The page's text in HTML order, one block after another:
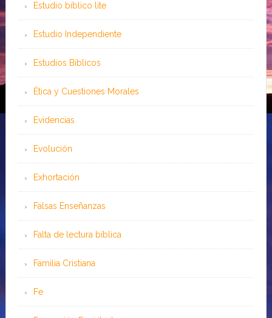
Estudio bíblico lite
Estudio Independiente
Estudios Bíblicos
Ética y Cuestiones Morales
Evidencias
Evolución
Exhortación
Falsas Enseñanzas
Falta de lectura bíblica
Familia Cristiana
Fe